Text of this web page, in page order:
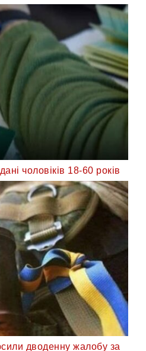
чоловіків 18-60 років
дводенну жалобу за